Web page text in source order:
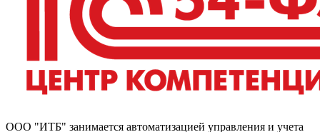
ООО "ИТБ" занимается автоматизацией управления и учета